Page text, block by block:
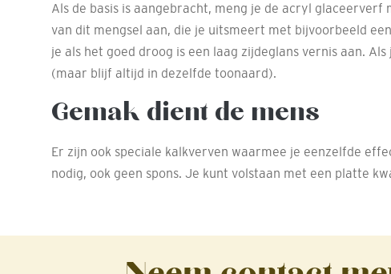
Als de basis is aangebracht, meng je de acryl
van dit mengsel aan, die je uitsmeert met bijvoorbeeld
je als het goed droog is een laag zijdeglans vernis aan.
(maar blijf altijd in dezelfde toonaard).
Gemak dient de mens
Er zijn ook speciale kalkverven waarmee je eenzelfde
nodig, ook geen spons. Je kunt volstaan met een platte